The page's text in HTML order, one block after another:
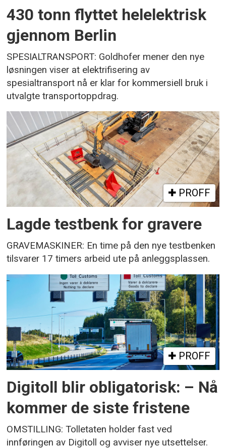
430 tonn flyttet helelektrisk
gjennom Berlin
SPESIALTRANSPORT: Goldhofer mener den nye
løsningen viser at elektrifisering av
spesialtransport nå er klar for kommersiell bruk i
utvalgte transportoppdrag.
PROFF
Lagde testbenk for gravere
GRAVEMASKINER: En time på den nye testbenken
tilsvarer 17 timers arbeid ute på anleggsplassen.
PROFF
Digitoll blir obligatorisk: – Nå
kommer de siste fristene
OMSTILLING: Tolletaten holder fast ved
innføringen av Digitoll og avviser nye utsettelser.